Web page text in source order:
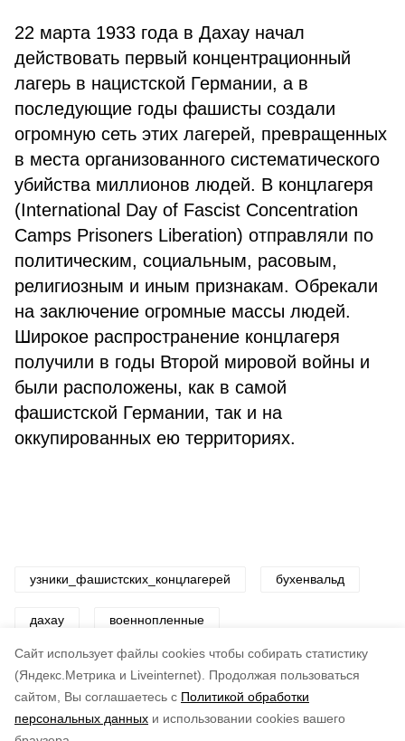
Cайт использует файлы cookies чтобы собирать статистику
(Яндекс.Метрика и Liveinternet).
Продолжая пользоваться
сайтом, Вы соглашаетесь с Политикой обработки
персональных данных и использовании cookies вашего
22 марта 1933 года в Дахау начал
действовать первый концентрационный
лагерь в нацистской Германии, а в
последующие годы фашисты создали
огромную сеть этих лагерей, превращенных
в места организованного систематического
убийства миллионов людей. В концлагеря
(International Day of Fascist Concentration
Camps Prisoners Liberation) отправляли по
политическим, социальным, расовым,
религиозным и иным признакам. Обрекали
на заключение огромные массы людей.
Широкое распространение концлагеря
получили в годы Второй мировой войны и
были расположены, как в самой
фашистской Германии, так и на
оккупированных ею территориях.
узники_фашистских_концлагерей бухенвальд
дахау военнопленные
Авторы: ADMIN admin
по оценке